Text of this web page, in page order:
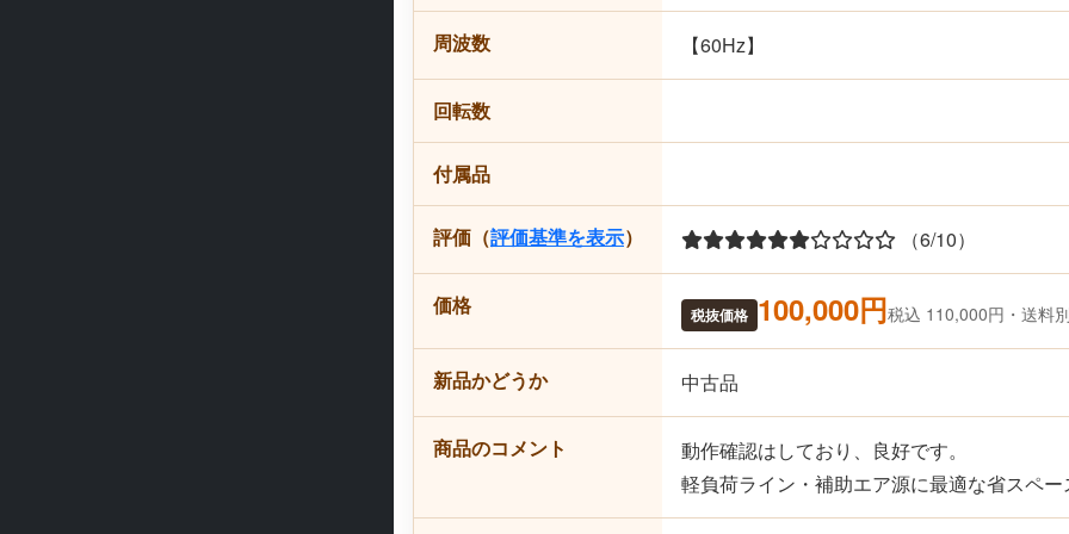
周波数 【60Hz】
回転数
付属品
評価（評価基準を表示） （6/10）
価格 税抜価格 100,000円税込 110,000円・送料別
新品かどうか 中古品
商品のコメント
動作確認はしており、良好です。
軽負荷ライン・補助エア源に最適な省スペー